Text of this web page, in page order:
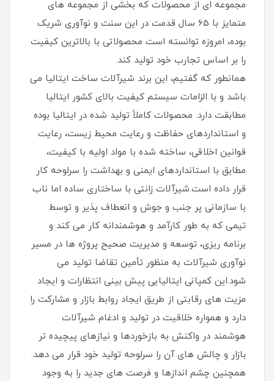
مجموعه ای از محصولات که بخشی از مجموعه های
متمایز با 65 سال قدمت در این سنت و نوآوری شریک
بوده، امروزه توانسته است محصولاتی با بالاترین کیفیت
را بر اساس تجارب خود تولید کند.
همانطور که گفتیم، این برند شیرآلات ساخت ایتالیا می
باشد و با الزامات سیستم کیفیت بالای کشور ایتالیا
مطابقت دارد. محصولات کاملاً تولید شده در ایتالیا بوده
و استانداردهای حفاظت و رعایت محیط زیست، رعایت
قوانین اخلاقی، ساخته شده با مواد اولیه با کیفیت،
مطابق با استانداردهای ایمنی و بهداشت را سرلوحه کار
قرار داده است.شیرآلات زانتی با ساختاری ساده اما ناب
با سازمانی پر جنب و جوش و انعطاف پذیر و توسط
تیمی که به طور کارآمد و هوشمندانه کار می کند و
برنامه ریزی، توسعه و مدیریت صحیح پروژه ها در مسیر
نوآوری شیرآلات به منظور تأمین تقاضا تولید می
شود.این کمپانی ایتالیایی پیش بینی انتظارات و ایجاد
مزیت های رقابتی از طریق ایجاد روابط بازار و مشارکت را
دارد و همواره خلاقیت در تولید و ادغام شیرآلات
هوشمند در واکنش به بازخوردها و نیازهای پیچیده تر
بازار و چالش های آن را سرلوحه تولید خود قرار می دهد.
همچنین چشم اندازها و فرصت های جدید را به وجود